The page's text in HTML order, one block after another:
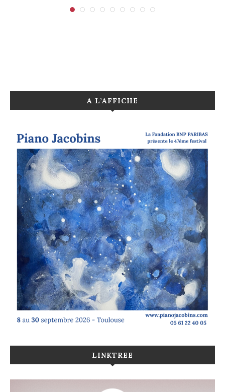
A L’AFFICHE
LINKTREE